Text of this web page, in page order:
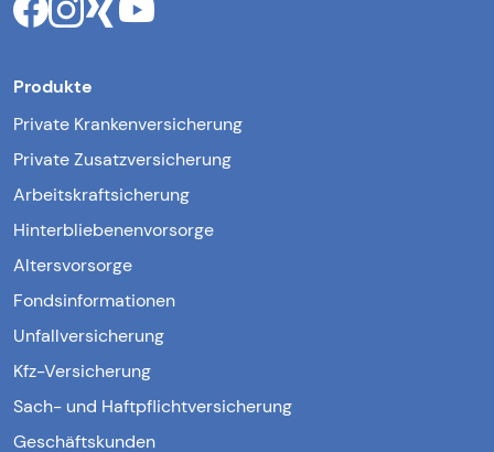
Produkte
Private Krankenversicherung
Private Zusatzversicherung
Arbeitskraftsicherung
Hinterbliebenenvorsorge
Altersvorsorge
Fondsinformationen
Unfallversicherung
Kfz-Versicherung
Sach- und Haftpflichtversicherung
Geschäftskunden